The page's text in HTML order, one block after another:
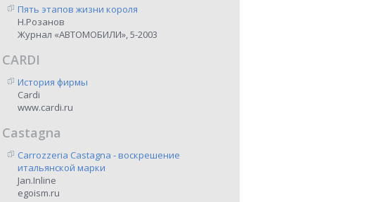
Пять этапов жизни короля
Н.Розанов
Журнал «АВТОМОБИЛИ», 5-2003
CARDI
История фирмы
Cardi
www.cardi.ru
Castagna
Carrozzeria Castagna - воскрешение
итальянской марки
Jan.Inline
egoism.ru